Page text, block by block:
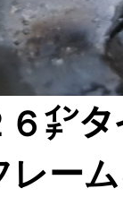
６㌅
ー